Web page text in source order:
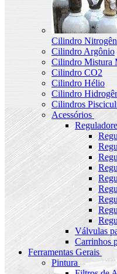
Cilindro
Cilindro Argônio
Cilindro Mistura
Cilindro CO2
Cilindro Hélio
Cilindro
Cilindros
Acessórios
Válvulas
Carrinhos
Ferramentas Gerais
Pintura